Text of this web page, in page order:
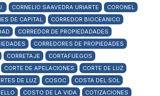
CORNELIO SAAVEDRA URIARTE
CORONEL
DE CAPITAL
CORREDOR BIOCEANICO
CORREDOR DE PROPIEDADADES
CORREDORES DE PROPIEDADES
CORRETAJE
CORTAFUEGOS
CORTE DE APELACIONES
CORTE DE LUZ
DE LUZ COSOC
COSTA DEL SOL
COSTO DE LA VIDA
COTIZACIONES